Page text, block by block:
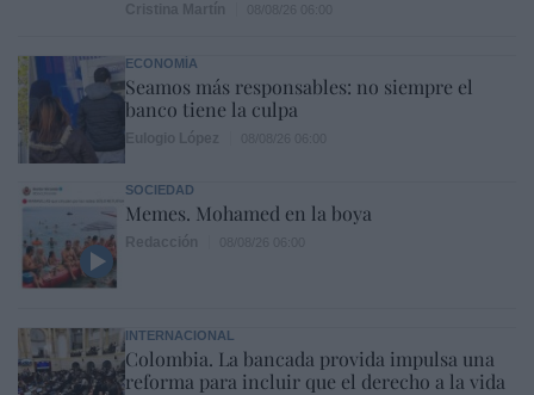
ECONOMÍA
Seamos más responsables: no siempre el
banco tiene la culpa
SOCIEDAD
Memes. Mohamed en la boya
INTERNACIONAL
Colombia. La bancada provida impulsa una
reforma para incluir que el derecho a la vida